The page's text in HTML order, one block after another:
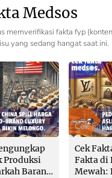
Lambat!
Medsos
memverifikasi fakta fyp
yang sedang hangat saat ini.
Produksi
Barang
Cek
Cek
Fakta di
Mewah: